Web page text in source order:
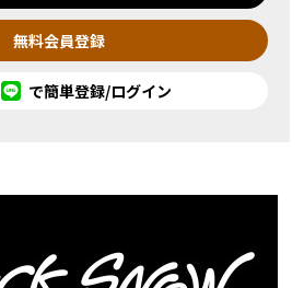
無料会員登録
で簡単登録/ログイン